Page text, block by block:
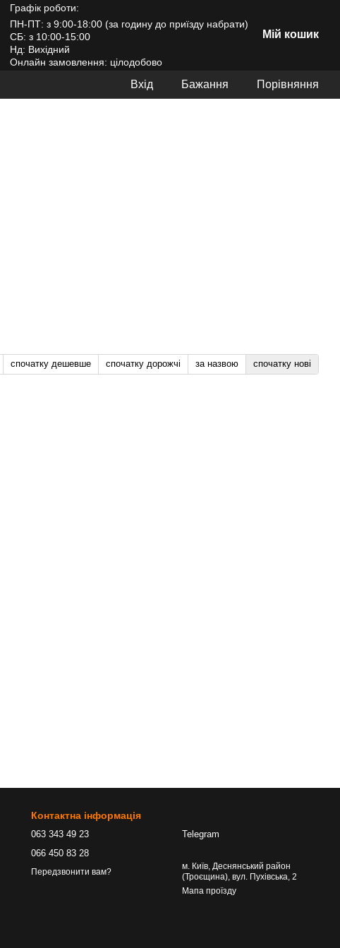
Графік роботи:
ПН-ПТ: з 9:00-18:00 (за годину до приїзду набрати)
СБ: з 10:00-15:00
Нд: Вихідний
Онлайн замовлення: цілодобово
Мій кошик
Вхід Бажання Порівняння
спочатку дешевше спочатку дорожчі за назвою спочатку нові
Контактна інформація
063 343 49 23
066 450 83 28
Передзвонити вам?
Telegram
м. Київ, Деснянський район
(Троєщина), вул. Пухівська, 2
Мапа проїзду